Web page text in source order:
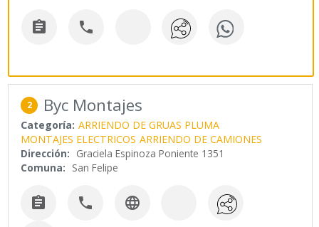
 
2 Byc Montajes
Categoría: ARRIENDO DE GRUAS PLUMA
MONTAJES ELECTRICOS ARRIENDO DE CAMIONES
Dirección: Graciela Espinoza Poniente 1351
Comuna: San Felipe
  